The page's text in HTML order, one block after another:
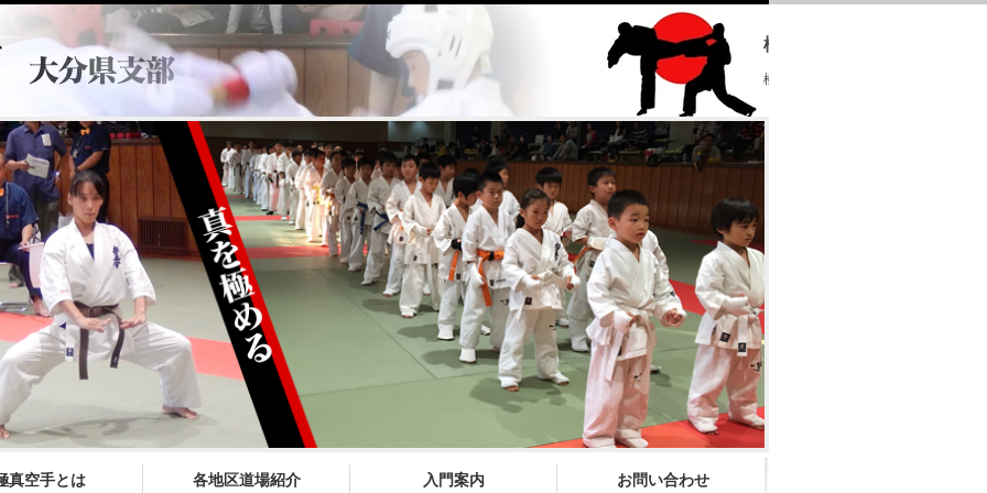
極真会館 大分県支部
極真会館 大分県支部 ホームページへ
真空手とは 各地区道場紹介 入門案内 お問い合わせ